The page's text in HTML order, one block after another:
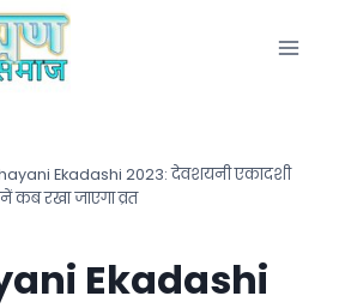
Ekadashi 2023: देवशयनी एकादशी
कब रखा जाएगा व्रत
Ekadashi